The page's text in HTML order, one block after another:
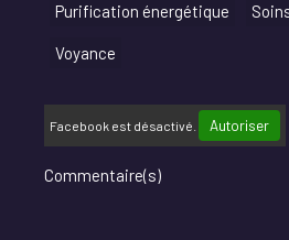
Purification énergétique
Voyance
Facebook est désactivé. Autoriser
Commentaire(s)